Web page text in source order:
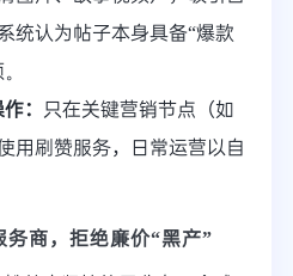
统认为帖子本身具备“爆款
： 只在关键营销节点（如
用刷赞服务，日常运营以自
商，拒绝廉价“黑产”